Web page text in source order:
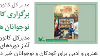
مدیر کل
نوجوانان
مدیرکل